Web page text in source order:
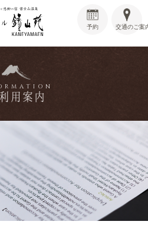
交通のご案
予約
用案内